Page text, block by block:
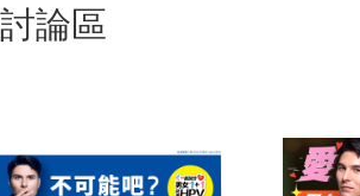
論區